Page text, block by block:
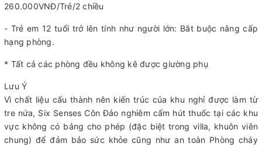
260.000VNĐ/Trẻ/2 chiều
- Trẻ em 12 tuổi trở lên tính như người lớn: Bắt buộc nâng cấp
hạng phòng.
* Tất cả các phòng đều không kê được giường phụ
Lưu Ý
Vì chất liệu cấu thành nên kiến trúc của khu nghỉ được làm từ
tre nứa, Six Senses Côn Đảo nghiêm cấm hút thuốc tại các khu
vực không có bảng cho phép (đặc biệt trong villa, khuôn viên
chung) để đảm bảo sức khỏe cũng như an toàn Phòng cháy